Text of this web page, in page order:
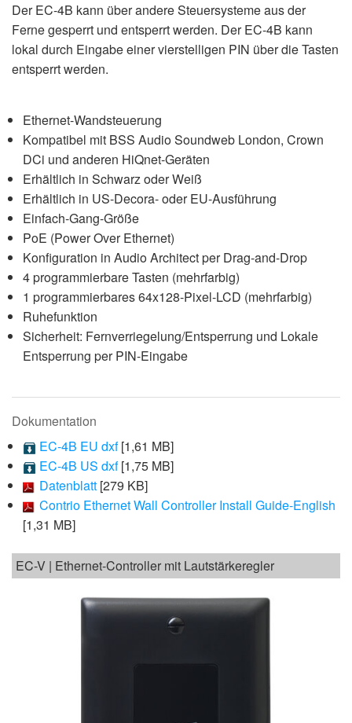
Der EC-4B kann über andere Steuersysteme aus der
Ferne gesperrt und entsperrt werden. Der EC-4B kann
lokal durch Eingabe einer vierstelligen PIN über die Tasten
entsperrt werden.
Ethernet-Wandsteuerung
Kompatibel mit BSS Audio Soundweb London, Crown
DCi und anderen HiQnet-Geräten
Erhältlich in Schwarz oder Weiß
Erhältlich in US-Decora- oder EU-Ausführung
Einfach-Gang-Größe
PoE (Power Over Ethernet)
Konfiguration in Audio Architect per Drag-and-Drop
4 programmierbare Tasten (mehrfarbig)
1 programmierbares 64x128-Pixel-LCD (mehrfarbig)
Ruhefunktion
Sicherheit: Fernverriegelung/Entsperrung und Lokale
Entsperrung per PIN-Eingabe
Dokumentation
EC-4B EU dxf[1,61 MB]
EC-4B US dxf[1,75 MB]
Datenblatt [279 KB]
Contrio Ethernet Wall Controller Install Guide-English
[1,31 MB]
EC-V | Ethernet-Controller mit Lautstärkeregler